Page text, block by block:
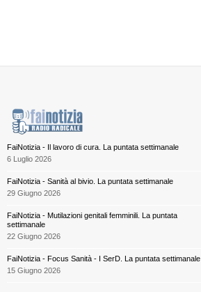
FaiNotizia - Il lavoro di cura. La puntata settimanale
6 Luglio 2026
FaiNotizia - Sanità al bivio. La puntata settimanale
29 Giugno 2026
FaiNotizia - Mutilazioni genitali femminili. La puntata
settimanale
22 Giugno 2026
FaiNotizia - Focus Sanità - I SerD. La puntata settimanale
15 Giugno 2026